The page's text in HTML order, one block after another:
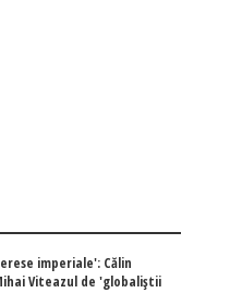
imperiale': Călin
Viteazul de 'globaliștii